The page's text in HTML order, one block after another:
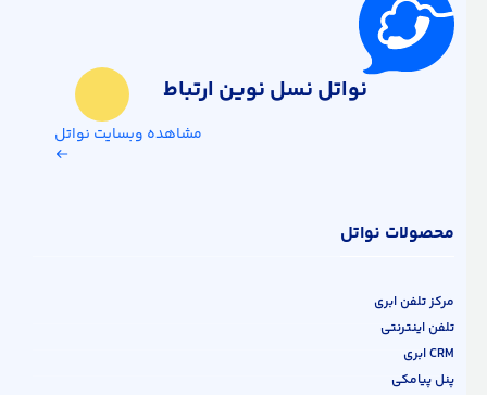
نواتل نسل نوین ارتباط
مشاهده وبسایت نواتل
محصولات نواتل
مرکز تلفن ابری
تلفن اینترنتی
CRM ابری
پنل پیامکی